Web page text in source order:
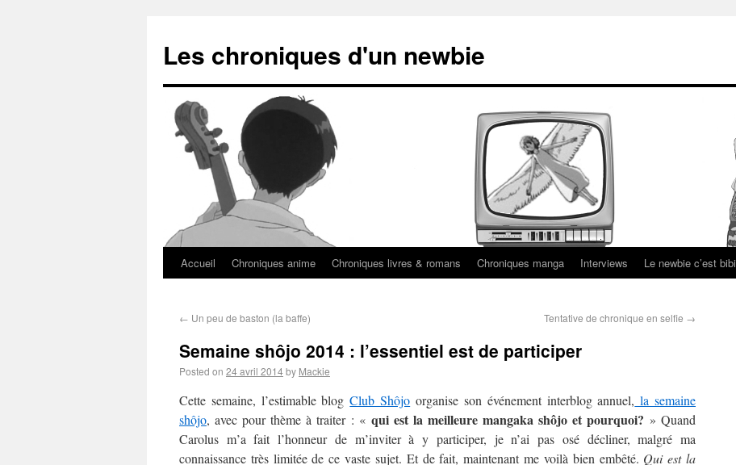
Les chroniques d'un newbie
Accueil Chroniques anime Chroniques livres & romans Chroniques manga Interviews Le newbie c’est bibi
← Un peu de baston (la baffe) Tentative de chronique en selfie →
Semaine shôjo 2014 : l’essentiel est de participer
Posted on 24 avril 2014by Mackie
Cette semaine, l’estimable blogClub Shôjo organise son événement interblog annuel, la semaine
shôjo, avec pour thème à traiter : « qui est la meilleure mangaka shôjo et pourquoi? » Quand
Carolus m’a fait l’honneur de m’inviter à y participer, je n’ai pas osé décliner, malgré ma
connaissance très limitée de ce vaste sujet. Et de fait, maintenant me voilà bien embêté. Qui est la